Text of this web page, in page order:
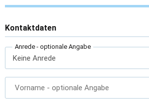
Kontaktdaten
Anrede - optionale Angabe
Vorname - optionale Angabe